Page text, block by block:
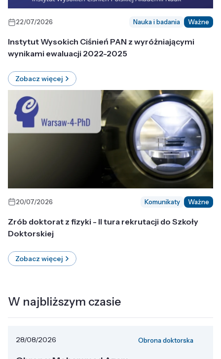
22/07/2026 Nauka i badania Ważne
Instytut Wysokich Ciśnień PAN z wyróżniającymi
wynikami ewaluacji 2022-2025
Zobacz więcej
20/07/2026 Komunikaty Ważne
Zrób doktorat z fizyki - II tura rekrutacji do Szkoły
Doktorskiej
Zobacz więcej
W najbliższym czasie
28/08/2026 Obrona doktorska